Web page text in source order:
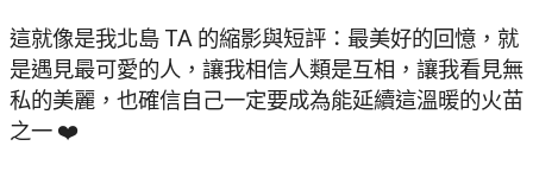
這就像是我北島 TA 的縮影與短評：最美好的回憶，就
是遇見最可愛的人，讓我相信人類是互相，讓我看見無
私的美麗，也確信自己一定要成為能延續這溫暖的火苗
之一 ❤️